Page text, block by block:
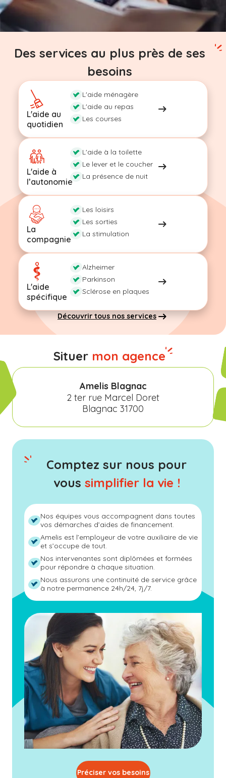
Des services au plus près de ses
besoins
L'aide au
quotidien
L'aide ménagère
L'aide au repas
Les courses
L'aide à
l’autonomie
L'aide à la toilette
Le lever et le coucher
La présence de nuit
La
compagnie
Les loisirs
Les sorties
La stimulation
L'aide
spécifique
Alzheimer
Parkinson
Sclérose en plaques
Découvrir tous nos services
Situer mon agence
Amelis Blagnac
2 ter rue Marcel Doret
Blagnac 31700
Comptez sur nous pour
vous simplifier la vie !
Nos équipes vous accompagnent dans toutes
vos démarches d’aides de financement.
Amelis est l’employeur de votre auxiliaire de vie
et s’occupe de tout.
Nos intervenantes sont diplômées et formées
pour répondre à chaque situation.
Nous assurons une continuité de service grâce
à notre permanence 24h/24, 7j/7.
Préciser vos besoins